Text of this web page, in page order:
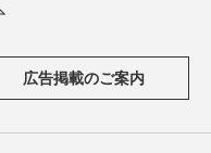
広告掲載のご案内